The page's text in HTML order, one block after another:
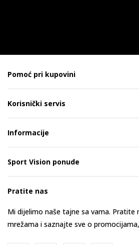
Pomoć pri kupovini
Korisnički servis
Informacije
Sport Vision ponude
Pratite nas
Mi dijelimo naše tajne sa vama. Pratite
mrežama i saznajte sve o